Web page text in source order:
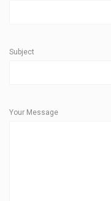
Subject
Your Message